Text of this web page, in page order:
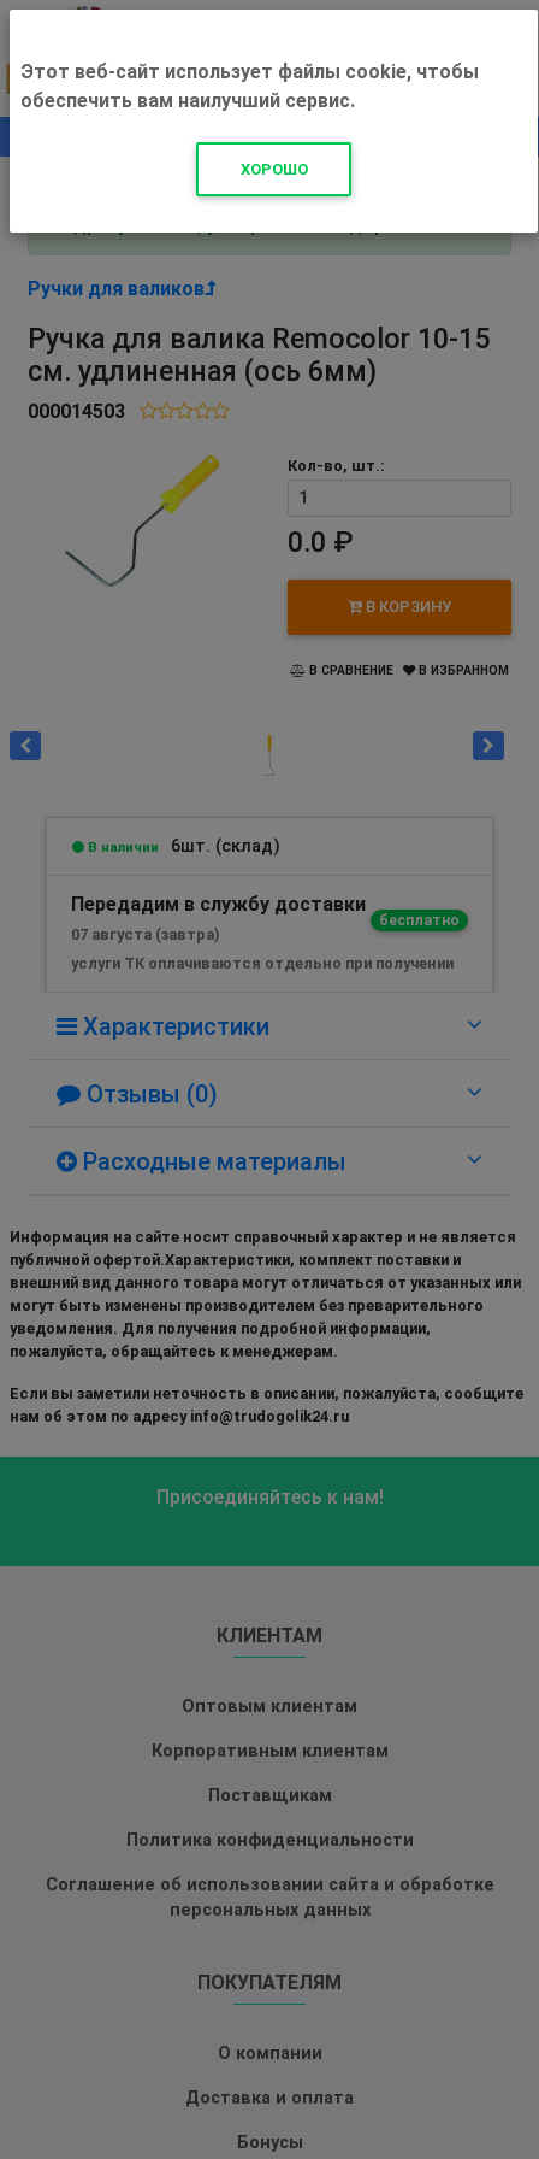
+500 ₽
Внимание! С 3 августа магазин работает по
Ручки для валиков
Ручка для валика Remocolor 10-15
см. удлиненная (ось 6мм)
000014503
Кол-во, шт.:
0.0 ₽
В КОРЗИНУ
В СРАВНЕНИЕ В ИЗБРАННОМ
В наличии 6шт. (склад)
Передадим в службу доставки
бесплатно
07 августа (завтра)
услуги ТК оплачиваются отдельно при получении
Характеристики
Отзывы (0)
Расходные материалы
Информация на сайте носит справочный характер и не является
публичной офертой.Характеристики, комплект поставки и
внешний вид данного товара могут отличаться от указанных или
могут быть изменены производителем без преварительного
уведомления. Для получения подробной информации,
пожалуйста, обращайтесь к менеджерам.
Если вы заметили неточность в описании, пожалуйста, сообщите
нам об этом по адресу info@trudogolik24.ru
Присоединяйтесь к нам!
КЛИЕНТАМ
Оптовым клиентам
Корпоративным клиентам
Поставщикам
Политика конфиденциальности
Соглашение об использовании сайта и обработке
персональных данных
ПОКУПАТЕЛЯМ
О компании
Доставка и оплата
Бонусы
Этот веб-сайт использует файлы cookie, чтобы
обеспечить вам наилучший сервис.
ХОРОШО